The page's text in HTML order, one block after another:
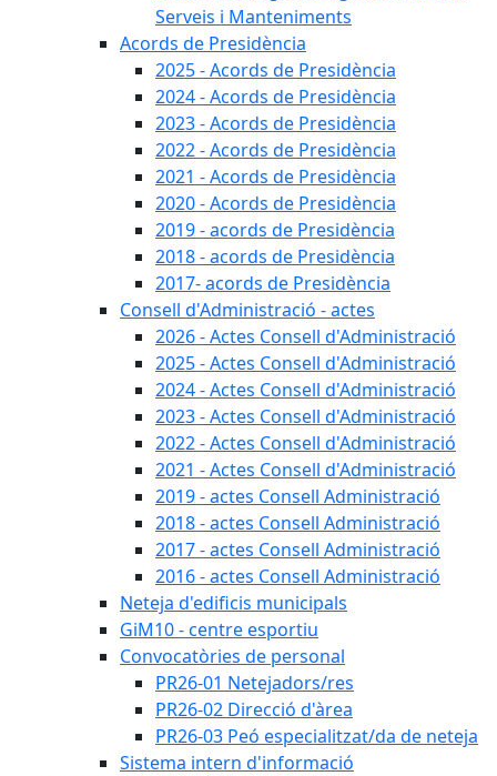
Serveis i Manteniments
Acords de Presidència
2025 - Acords de Presidència
2024 - Acords de Presidència
2023 - Acords de Presidència
2022 - Acords de Presidència
2021 - Acords de Presidència
2020 - Acords de Presidència
2019 - acords de Presidència
2018 - acords de Presidència
2017- acords de Presidència
Consell d'Administració - actes
2026 - Actes Consell d'Administració
2025 - Actes Consell d'Administració
2024 - Actes Consell d'Administració
2023 - Actes Consell d'Administració
2022 - Actes Consell d'Administració
2021 - Actes Consell d'Administració
2019 - actes Consell Administració
2018 - actes Consell Administració
2017 - actes Consell Administració
2016 - actes Consell Administració
Neteja d'edificis municipals
GiM10 - centre esportiu
Convocatòries de personal
PR26-01 Netejadors/res
PR26-02 Direcció d'àrea
PR26-03 Peó especialitzat/da de neteja
Sistema intern d'informació